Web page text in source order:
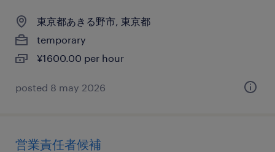
東京都あきる野市, 東京都
temporary
¥1600.00 per hour
posted 8 may 2026
営業責任者候補